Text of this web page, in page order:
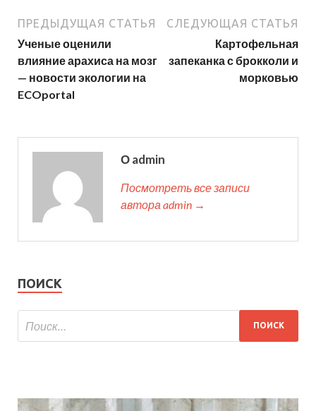
ПРЕДЫДУЩАЯ СТАТЬЯ
Ученые оценили
влияние арахиса на мозг
— новости экологии на
ECOportal
СЛЕДУЮЩАЯ СТАТЬЯ
Картофельная
запеканка с брокколи и
морковью
О admin
Посмотреть все записи
автора admin →
ПОИСК